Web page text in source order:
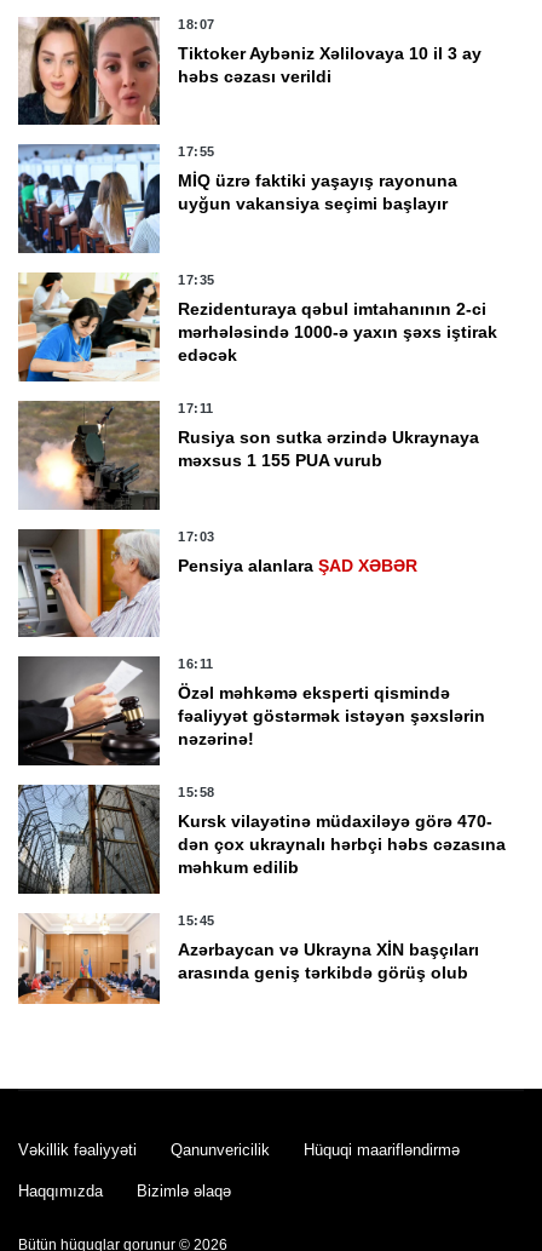
18:07
Tiktoker Aybəniz Xəlilovaya 10 il 3 ay
həbs cəzası verildi
17:55
MİQ üzrə faktiki yaşayış rayonuna
uyğun vakansiya seçimi başlayır
17:35
Rezidenturaya qəbul imtahanının 2-ci
mərhələsində 1000-ə yaxın şəxs iştirak
edəcək
17:11
Rusiya son sutka ərzində Ukraynaya
məxsus 1 155 PUA vurub
17:03
Pensiya alanlaraŞAD XƏBƏR
16:11
Özəl məhkəmə eksperti qismində
fəaliyyət göstərmək istəyən şəxslərin
nəzərinə!
15:58
Kursk vilayətinə müdaxiləyə görə 470-
dən çox ukraynalı hərbçi həbs cəzasına
məhkum edilib
15:45
Azərbaycan və Ukrayna XİN başçıları
arasında geniş tərkibdə görüş olub
Böyük Britaniya Rusiyaya qarşı
Vəkillik fəaliyyəti Qanunvericilik Hüquqi maarifləndirmə
Haqqımızda Bizimlə əlaqə
Bütün hüquqlar qorunur © 2026